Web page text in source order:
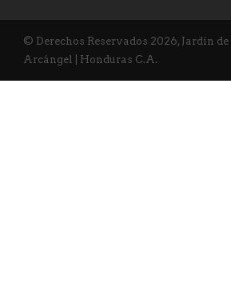
© Derechos Reservados 2026, Jardín
Arcángel | Honduras C.A.